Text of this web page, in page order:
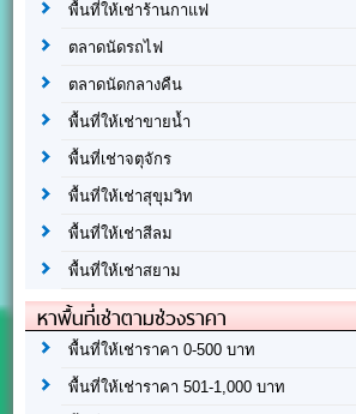
พื้นที่ให้เช่าร้านกาแฟ
ตลาดนัดรถไฟ
ตลาดนัดกลางคืน
พื้นที่ให้เช่าขายน้ำ
พื้นที่เช่าจตุจักร
พื้นที่ให้เช่าสุขุมวิท
พื้นที่ให้เช่าสีลม
พื้นที่ให้เช่าสยาม
หาพื้นที่เช่าตามช่วงราคา
พื้นที่ให้เช่าราคา 0-500 บาท
พื้นที่ให้เช่าราคา 501-1,000 บาท